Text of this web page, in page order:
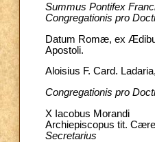
Summus Pontifex
Congregationis pro
Datum Romæ, ex
Apostoli.
Aloisius F. Card.
Congregationis pro
X Iacobus Morandi
Archiepiscopus tit.
Secretarius